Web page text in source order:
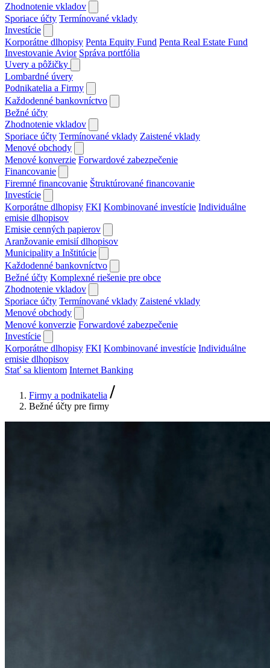
Zhodnotenie vkladov
Sporiace účty Termínované vklady
Investície
Korporátne dlhopisy Penta Equity Fund Penta Real Estate Fund
Investovanie Avior Správa portfólia
Uvery a pôžičky
Lombardné úvery
Podnikatelia a Firmy
Každodenné bankovníctvo
Bežné účty
Zhodnotenie vkladov
Sporiace účty Termínované vklady Zaistené vklady
Menové obchody
Menové konverzie Forwardové zabezpečenie
Financovanie
Firemné financovanie Štruktúrované financovanie
Investície
Korporátne dlhopisy FKI Kombinované investície Individuálne
emisie dlhopisov
Emisie cenných papierov
Aranžovanie emisií dlhopisov
Municipality a Inštitúcie
Každodenné bankovníctvo
Bežné účty Komplexné riešenie pre obce
Zhodnotenie vkladov
Sporiace účty Termínované vklady Zaistené vklady
Menové obchody
Menové konverzie Forwardové zabezpečenie
Investície
Korporátne dlhopisy FKI Kombinované investície Individuálne
emisie dlhopisov
Stať sa klientom Internet Banking
Firmy a podnikatelia
Bežné účty pre firmy